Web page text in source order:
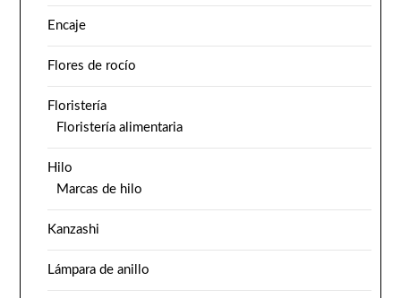
Encaje
Flores de rocío
Floristería
Floristería alimentaria
Hilo
Marcas de hilo
Kanzashi
Lámpara de anillo